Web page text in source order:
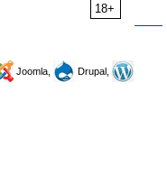
18+
Joomla,
Drupal,